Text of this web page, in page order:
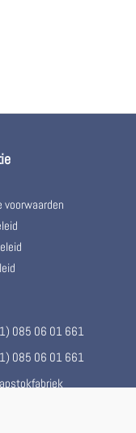
voorwaarden
085 06 01 661
085 06 01 661